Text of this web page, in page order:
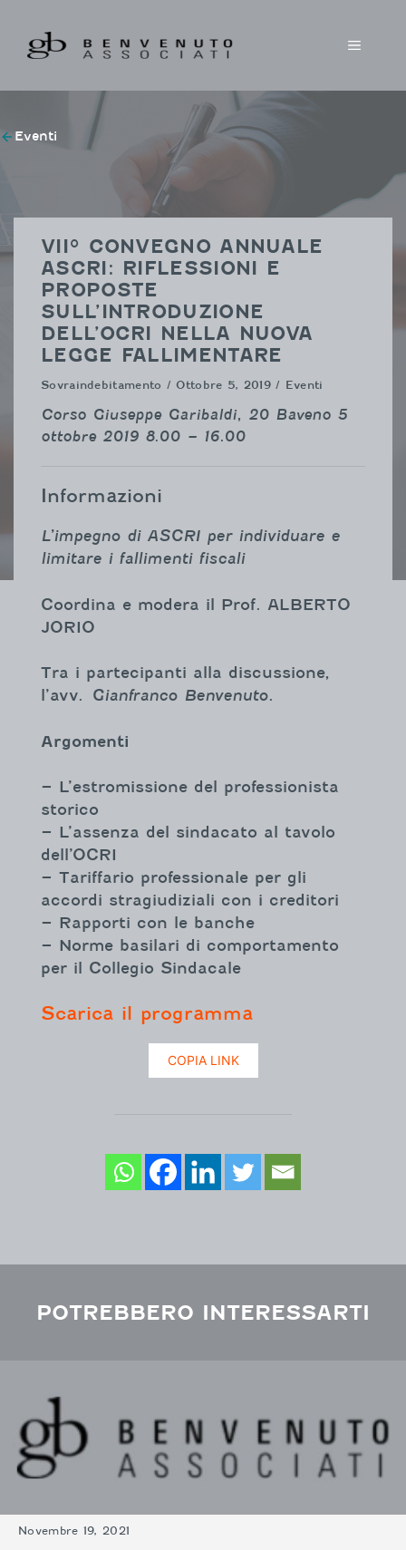
contenuto
MENU
Eventi
VII° CONVEGNO ANNUALE
ASCRI: RIFLESSIONI E
PROPOSTE
SULL’INTRODUZIONE
DELL’OCRI NELLA NUOVA
LEGGE FALLIMENTARE
Sovraindebitamento / Ottobre 5, 2019 / Eventi
Corso Giuseppe Garibaldi, 20 Baveno 5
ottobre 2019 8.00 – 16.00
Informazioni
L’impegno di ASCRI per individuare e
limitare i fallimenti fiscali
Coordina e modera il Prof. ALBERTO
JORIO
Tra i partecipanti alla discussione,
l’avv. Gianfranco Benvenuto.
Argomenti
– L’estromissione del professionista
storico
– L’assenza del sindacato al tavolo
dell’OCRI
– Tariffario professionale per gli
accordi stragiudiziali con i creditori
– Rapporti con le banche
– Norme basilari di comportamento
per il Collegio Sindacale
Scarica il programma
COPIA LINK
POTREBBERO INTERESSARTI
Novembre 19, 2021